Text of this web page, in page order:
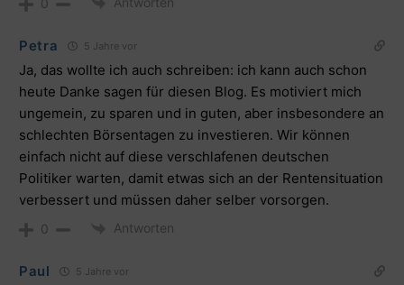
0
Petra 5 Jahre vor
Ja, das wollte ich auch schreiben: ich kann auch schon
heute Danke sagen für diesen Blog. Es motiviert mich
ungemein, zu sparen und in guten, aber insbesondere an
schlechten Börsentagen zu investieren. Wir können
einfach nicht auf diese verschlafenen deutschen
Politiker warten, damit etwas sich an der Rentensituation
verbessert und müssen daher selber vorsorgen.
0 Antworten
Paul 5 Jahre vor